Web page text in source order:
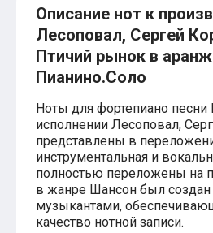
Пицца
Анжелика Варум
Алексей Чумаков
Леонид Агутин
Саундтрек
Тематические
Из фильмов
Аватар: Путь воды
Титаник
Гарри Поттер
Хатико
Реквием по мечте
Пираты Карибского моря
Сумерки
Описание нот к
Лесоповал, Сергей
Птичий рынок в
Пианино.Соло
Ноты для фортепиано
исполнении Лесоповал,
представлены в
инструментальная и
полностью переложены на
в жанре Шансон был создан
музыкантами,
качество нотной записи.